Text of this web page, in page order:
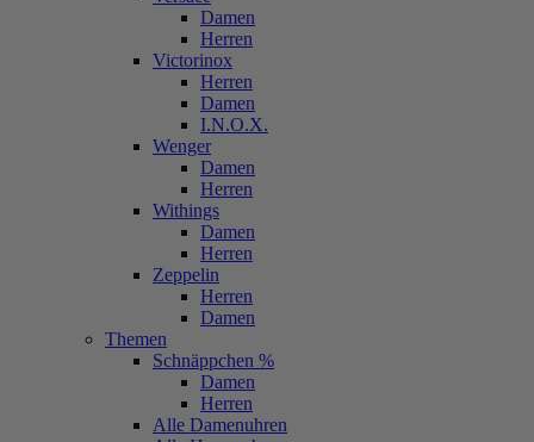
Damen
Herren
Victorinox
Herren
Damen
I.N.O.X.
Wenger
Damen
Herren
Withings
Damen
Herren
Zeppelin
Herren
Damen
Themen
Schnäppchen %
Damen
Herren
Alle Damenuhren